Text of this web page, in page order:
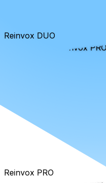
Reinvox DUO
Reinvox PRO